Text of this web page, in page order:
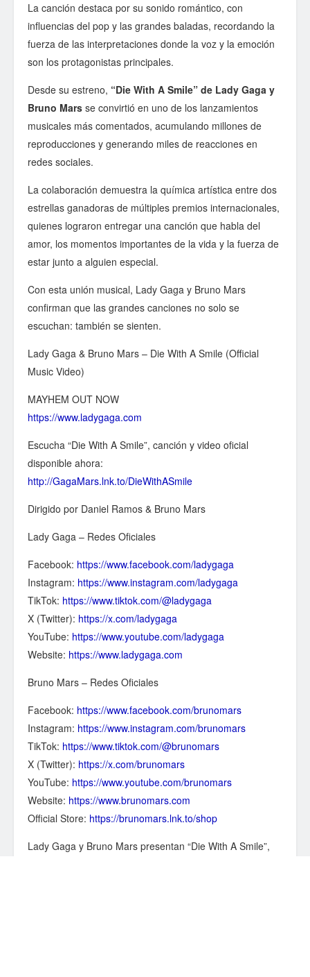
La canción destaca por su sonido romántico, con
influencias del pop y las grandes baladas, recordando la
fuerza de las interpretaciones donde la voz y la emoción
son los protagonistas principales.
Desde su estreno, “Die With A Smile” de Lady Gaga y
Bruno Mars se convirtió en uno de los lanzamientos
musicales más comentados, acumulando millones de
reproducciones y generando miles de reacciones en
redes sociales.
La colaboración demuestra la química artística entre dos
estrellas ganadoras de múltiples premios internacionales,
quienes lograron entregar una canción que habla del
amor, los momentos importantes de la vida y la fuerza de
estar junto a alguien especial.
Con esta unión musical, Lady Gaga y Bruno Mars
confirman que las grandes canciones no solo se
escuchan: también se sienten.
Lady Gaga & Bruno Mars – Die With A Smile (Official
Music Video)
MAYHEM OUT NOW
https://www.ladygaga.com
Escucha “Die With A Smile”, canción y video oficial
disponible ahora:
http://GagaMars.lnk.to/DieWithASmile
Dirigido por Daniel Ramos & Bruno Mars
Lady Gaga – Redes Oficiales
Facebook: https://www.facebook.com/ladygaga
Instagram: https://www.instagram.com/ladygaga
TikTok: https://www.tiktok.com/@ladygaga
X (Twitter): https://x.com/ladygaga
YouTube: https://www.youtube.com/ladygaga
Website: https://www.ladygaga.com
Bruno Mars – Redes Oficiales
Facebook: https://www.facebook.com/brunomars
Instagram: https://www.instagram.com/brunomars
TikTok: https://www.tiktok.com/@brunomars
X (Twitter): https://x.com/brunomars
YouTube: https://www.youtube.com/brunomars
Website: https://www.brunomars.com
Official Store: https://brunomars.lnk.to/shop
Lady Gaga y Bruno Mars presentan “Die With A Smile”,